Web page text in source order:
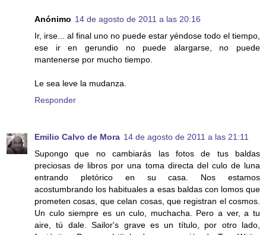
Anónimo 14 de agosto de 2011 a las 20:16
Ir, irse... al final uno no puede estar yéndose todo el tiempo,
ese ir en gerundio no puede alargarse, no puede
mantenerse por mucho tiempo.
Le sea leve la mudanza.
Responder
Emilio Calvo de Mora 14 de agosto de 2011 a las 21:11
Supongo que no cambiarás las fotos de tus baldas
preciosas de libros por una toma directa del culo de luna
entrando pletórico en su casa. Nos estamos
acostumbrando los habituales a esas baldas con lomos que
prometen cosas, que celan cosas, que registran el cosmos.
Un culo siempre es un culo, muchacha. Pero a ver, a tu
aire, tú dale. Sailor's grave es un título, por otro lado,